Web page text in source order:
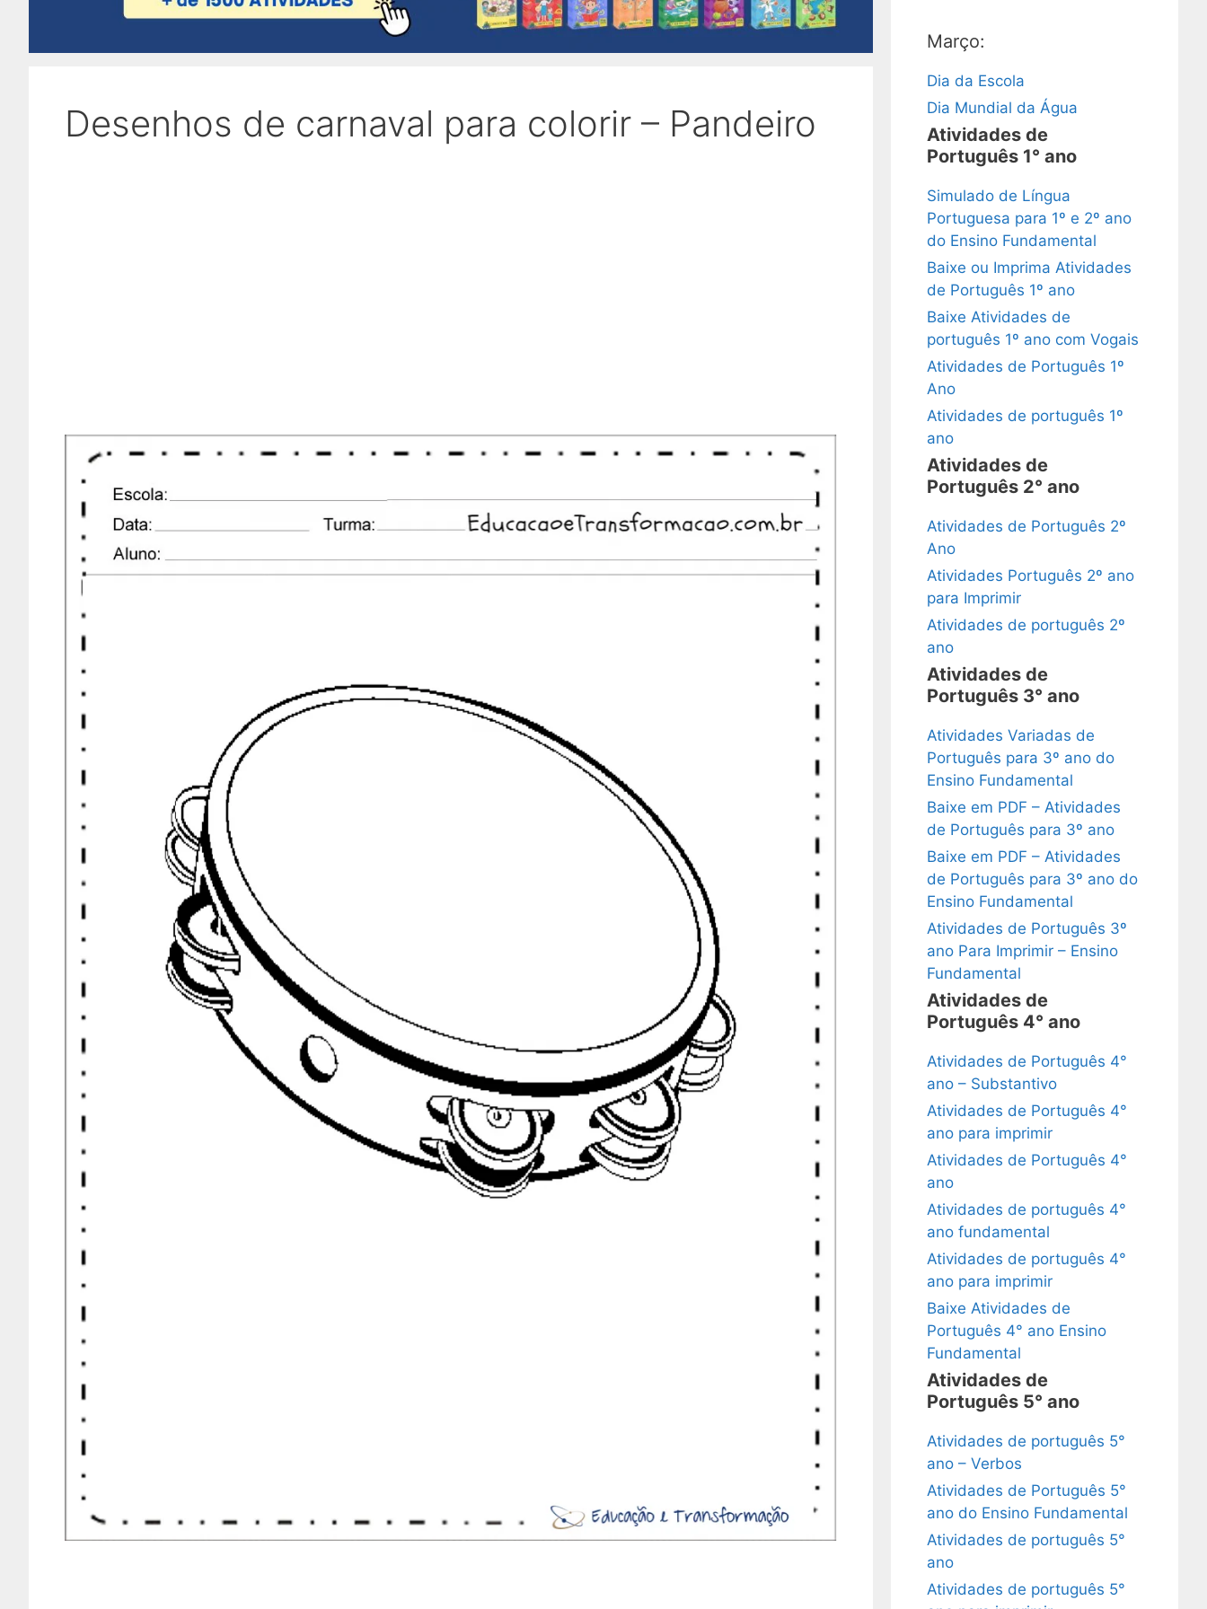
Desenhos de carnaval para colorir – Pandeiro
Março:
Dia da Escola
Dia Mundial da Água
Atividades de
Português 1° ano
Simulado de Língua
Portuguesa para 1º e 2º ano
do Ensino Fundamental
Baixe ou Imprima Atividades
de Português 1º ano
Baixe Atividades de
português 1º ano com Vogais
Atividades de Português 1º
Ano
Atividades de português 1º
ano
Atividades de
Português 2° ano
Atividades de Português 2º
Ano
Atividades Português 2º ano
para Imprimir
Atividades de português 2º
ano
Atividades de
Português 3° ano
Atividades Variadas de
Português para 3º ano do
Ensino Fundamental
Baixe em PDF – Atividades
de Português para 3º ano
Baixe em PDF – Atividades
de Português para 3º ano do
Ensino Fundamental
Atividades de Português 3º
ano Para Imprimir – Ensino
Fundamental
Atividades de
Português 4° ano
Atividades de Português 4°
ano – Substantivo
Atividades de Português 4°
ano para imprimir
Atividades de Português 4°
ano
Atividades de português 4°
ano fundamental
Atividades de português 4°
ano para imprimir
Baixe Atividades de
Português 4° ano Ensino
Fundamental
Atividades de
Português 5° ano
Atividades de português 5°
ano – Verbos
Atividades de Português 5°
ano do Ensino Fundamental
Atividades de português 5°
ano
Atividades de português 5°